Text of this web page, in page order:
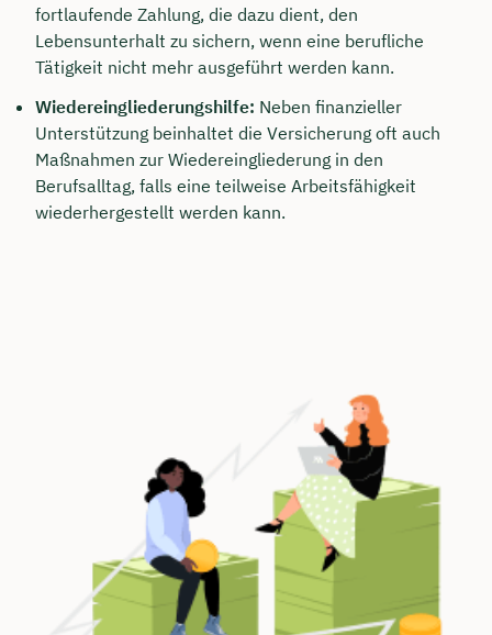
fortlaufende Zahlung, die dazu dient, den
Lebensunterhalt zu sichern, wenn eine berufliche
Tätigkeit nicht mehr ausgeführt werden kann.
Wiedereingliederungshilfe: Neben finanzieller
Unterstützung beinhaltet die Versicherung oft auch
Maßnahmen zur Wiedereingliederung in den
Berufsalltag, falls eine teilweise Arbeitsfähigkeit
wiederhergestellt werden kann.